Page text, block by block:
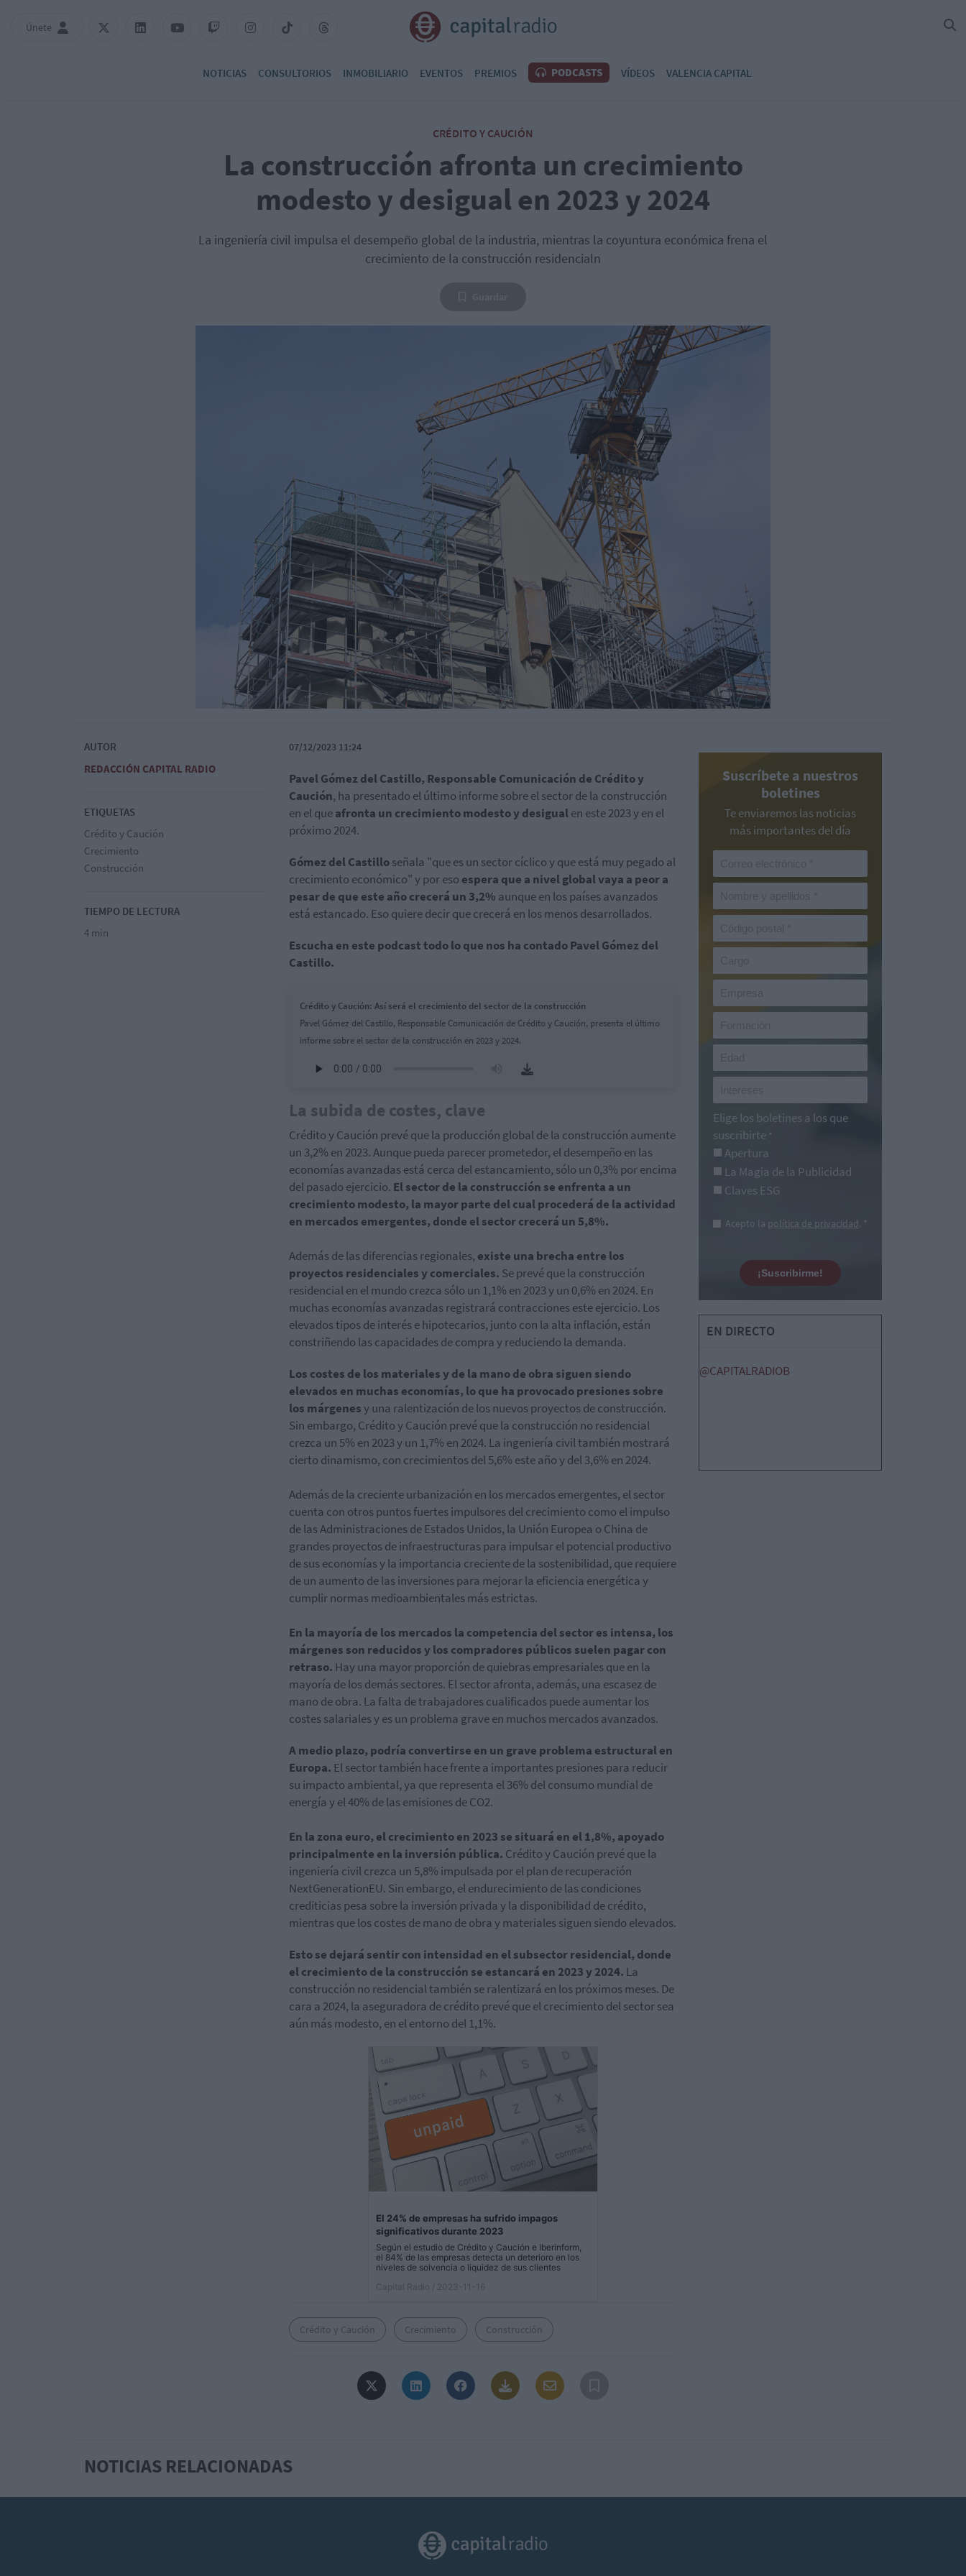
Únete
NOTICIAS CONSULTORIOS INMOBILIARIO EVENTOS PREMIOS PODCASTS VÍDEOS VALENCIA CAPITAL
CRÉDITO Y CAUCIÓN
La construcción afronta un crecimiento
modesto y desigual en 2023 y 2024
La ingeniería civil impulsa el desempeño global de la industria, mientras la coyuntura económica frena el
crecimiento de la construcción residencialn
AUTOR
REDACCIÓN CAPITAL RADIO
ETIQUETAS
Crédito y Caución
Crecimiento
Construcción
TIEMPO DE LECTURA
4 min
07/12/2023 11:24
Pavel Gómez del Castillo, Responsable Comunicación de Crédito y
Caución, ha presentado el último informe sobre el sector de la construcción
en el queafronta un crecimiento modesto y desigualen este 2023 y en el
próximo 2024.
Gómez del Castilloseñala "que es un sector cíclico y que está muy pegado al
crecimiento económico" y por eso espera que a nivel global vaya a peor a
pesar de que este año crecerá un 3,2% aunque en los países avanzados
está estancado. Eso quiere decir que crecerá en los menos desarrollados.
Escucha en este podcast todo lo que nos ha contado Pavel Gómez del
Castillo.
Crédito y Caución: Así será el crecimiento del sector de la construcción
Pavel Gómez del Castillo, Responsable Comunicación de Crédito y Caución, presenta el último
informe sobre el sector de la construcción en 2023 y 2024.
La subida de costes, clave
Crédito y Caución prevé que la producción global de la construcción aumente
un 3,2% en 2023. Aunque pueda parecer prometedor, el desempeño en las
economías avanzadas está cerca del estancamiento, sólo un 0,3% por encima
del pasado ejercicio. El sector de la construcción se enfrenta a un
crecimiento modesto, la mayor parte del cual procederá de la actividad
en mercados emergentes, donde el sector crecerá un 5,8%.
Además de las diferencias regionales, existe una brecha entre los
proyectos residenciales y comerciales. Se prevé que la construcción
residencial en el mundo crezca sólo un 1,1% en 2023 y un 0,6% en 2024. En
muchas economías avanzadas registrará contracciones este ejercicio. Los
elevados tipos de interés e hipotecarios, junto con la alta inflación, están
constriñendo las capacidades de compra y reduciendo la demanda.
Los costes de los materiales y de la mano de obra siguen siendo
elevados en muchas economías, lo que ha provocado presiones sobre
los márgenesy una ralentización de los nuevos proyectos de construcción.
Sin embargo, Crédito y Caución prevé que la construcción no residencial
crezca un 5% en 2023 y un 1,7% en 2024. La ingeniería civil también mostrará
cierto dinamismo, con crecimientos del 5,6% este año y del 3,6% en 2024.
Además de la creciente urbanización en los mercados emergentes, el sector
cuenta con otros puntos fuertes impulsores del crecimiento como el impulso
de las Administraciones de Estados Unidos, la Unión Europea o China de
grandes proyectos de infraestructuras para impulsar el potencial productivo
de sus economías y la importancia creciente de la sostenibilidad, que requiere
de un aumento de las inversiones para mejorar la eficiencia energética y
cumplir normas medioambientales más estrictas.
En la mayoría de los mercados la competencia del sector es intensa, los
márgenes son reducidos y los compradores públicos suelen pagar con
retraso. Hay una mayor proporción de quiebras empresariales que en la
mayoría de los demás sectores. El sector afronta, además, una escasez de
mano de obra. La falta de trabajadores cualificados puede aumentar los
costes salariales y es un problema grave en muchos mercados avanzados.
A medio plazo, podría convertirse en un grave problema estructural en
Europa. El sector también hace frente a importantes presiones para reducir
su impacto ambiental, ya que representa el 36% del consumo mundial de
energía y el 40% de las emisiones de CO2.
En la zona euro, el crecimiento en 2023 se situará en el 1,8%, apoyado
principalmente en la inversión pública. Crédito y Caución prevé que la
ingeniería civil crezca un 5,8% impulsada por el plan de recuperación
NextGenerationEU. Sin embargo, el endurecimiento de las condiciones
crediticias pesa sobre la inversión privada y la disponibilidad de crédito,
mientras que los costes de mano de obra y materiales siguen siendo elevados.
Esto se dejará sentir con intensidad en el subsector residencial, donde
el crecimiento de la construcción se estancará en 2023 y 2024. La
construcción no residencial también se ralentizará en los próximos meses. De
cara a 2024, la aseguradora de crédito prevé que el crecimiento del sector sea
aún más modesto, en el entorno del 1,1%.
El 24% de empresas ha sufrido impagos
significativos durante 2023
Según el estudio de Crédito y Caución e Iberinform,
el 84% de las empresas detecta un deterioro en los
niveles de solvencia o liquidez de sus clientes
Capital Radio
/ 2023-11-16
Crédito y Caución Crecimiento Construcción
Suscríbete a nuestros
boletines
Te enviaremos las noticias
más importantes del día
Elige los boletines a los que
suscribirte *
Apertura
La Magia de la Publicidad
Claves ESG
Acepto la política de privacidad. *
¡Suscribirme!
EN DIRECTO
@CAPITALRADIOB
NOTICIAS RELACIONADAS